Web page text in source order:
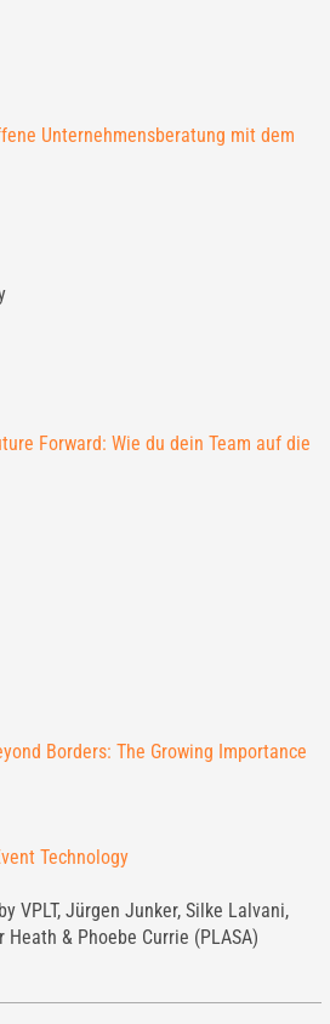
Unternehmensberatung mit dem
Forward: Wie du dein Team auf die
Borders: The Growing Importance
Technology
VPLT, Jürgen Junker, Silke Lalvani,
& Phoebe Currie (PLASA)